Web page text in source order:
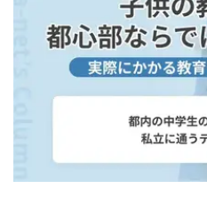
への口コミ収集などに基づき、公平性を
>提携企業一覧